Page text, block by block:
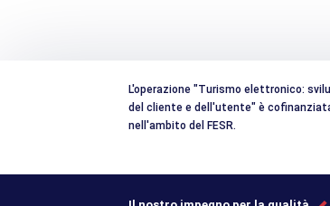
L'operazione "Turismo elettronico:
del cliente e dell'utente" è
nell'ambito del FESR.